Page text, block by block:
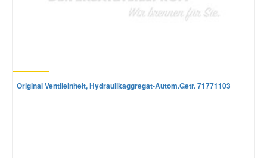
Original Ventileinheit, Hydraulikaggregat-Autom.Getr. 71771103
Porsche Ersatzteile